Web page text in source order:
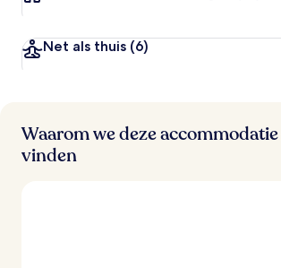
Net als thuis (6)
Waarom we deze
vinden